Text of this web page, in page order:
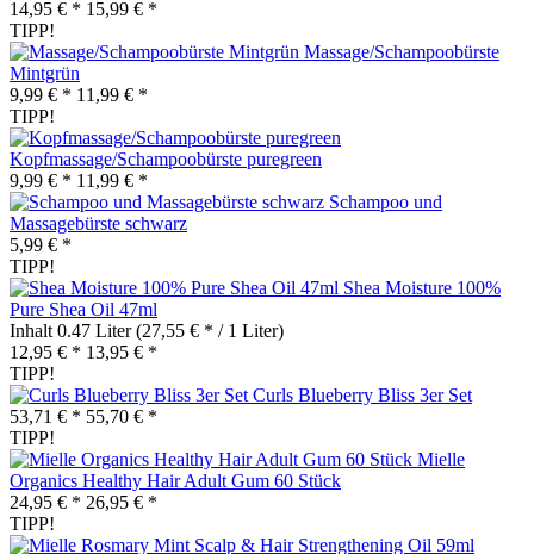
14,95 € * 15,99 € *
TIPP!
Massage/Schampoobürste
Mintgrün
9,99 € * 11,99 € *
TIPP!
Kopfmassage/Schampoobürste puregreen
9,99 € * 11,99 € *
Schampoo und
Massagebürste schwarz
5,99 € *
TIPP!
Shea Moisture 100%
Pure Shea Oil 47ml
Inhalt 0.47 Liter(27,55 € * / 1 Liter)
12,95 € * 13,95 € *
TIPP!
Curls Blueberry Bliss 3er Set
53,71 € * 55,70 € *
TIPP!
Mielle
Organics Healthy Hair Adult Gum 60 Stück
24,95 € * 26,95 € *
TIPP!